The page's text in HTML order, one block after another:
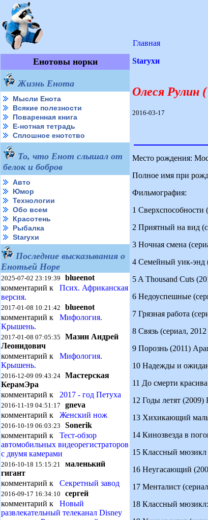
Главная
Енотовы норки
Жизнь Енота
Мысли Енота
Всякие полезности
Поваренная книга
Е-нотная тетрадь
Сплошное енотство
То, что Енот слышал от
белок и бобров
Авто
Юмор
Технологии
Обо всем
Красотень
Рыбалка
Starухи
Последние высказывания о
Енотьей Норе
2025-07-02 23:19:39 blueenot
комментарий к Псих. Африканская
версия.
2017-01-08 10:21:42 blueenot
комментарий к Мифология.
Крышень.
2017-01-08 07:05:35 Мазин Андрей
Леонидович
комментарий к Мифология.
Крышень.
2016-12-09 09:43:24 Мастерская
КерамЭра
комментарий к 2017 - год Петуха
2016-11-19 04:51:17 gneva
комментарий к Женский нож
2016-10-19 06:03:23 Sonerik
комментарий к Тест-обзор
автомобильных видеорегистраторов
с двумя камерами
2016-10-18 15:15:21 маленький
гигант
комментарий к Секретный завод
2016-09-17 16:34:10 сергей
комментарий к Новый
развлекательный телеканал Disney
Starухи
Олеся Рулин
2016-03-17
Место рождения:
Полное имя при
Фильмография:
1 Сверхспособности
2 Приятный на вид
3 Ночная смена
4 Семейный уик-энд
5 A Thousand Cuts
6 Недоуспешные
7 Грязная работа
8 Связь (сериал,
9 Порознь (2011)
10 Надежды и
11 До смерти
12 Годы летят
13 Хихикающий
14 Кинозвезда в
15 Классный мюзикл
16 Неугасающий
17 Менталист
18 Классный